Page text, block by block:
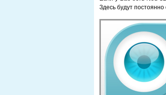
Здесь будут